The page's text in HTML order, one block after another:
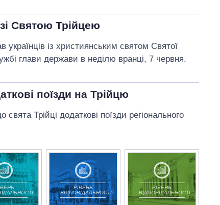
Святою Трійцею
із християнським святом Святої
глави держави в неділю вранці, 7 червня.
поїзди на Трійцю
Трійці додаткові поїзди регіонального
РІВЕНЬ
ВІДПОВІДАЛЬНОСТІ
РІВЕНЬ
ВІДПОВІДАЛЬНОСТІ